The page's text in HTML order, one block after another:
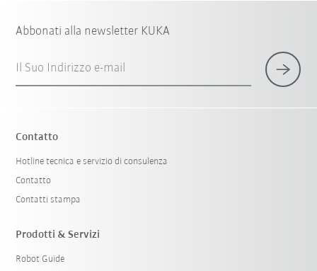
Abbonati alla newsletter KUKA
Il Suo Indirizzo e-mail
Contatto
Hotline tecnica e servizio di consulenza
Contatto
Contatti stampa
Prodotti & Servizi
Robot Guide